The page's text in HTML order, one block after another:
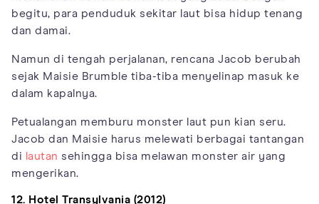
begitu, para penduduk sekitar laut bisa hidup tenang
dan damai.
Namun di tengah perjalanan, rencana Jacob berubah
sejak Maisie Brumble tiba-tiba menyelinap masuk ke
dalam kapalnya.
Petualangan memburu monster laut pun kian seru.
Jacob dan Maisie harus melewati berbagai tantangan
di lautan sehingga bisa melawan monster air yang
mengerikan.
12. Hotel Transylvania (2012)